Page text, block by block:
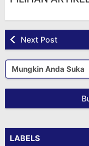
Next Post
Mungkin Anda Suka
LABELS